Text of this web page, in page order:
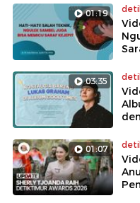
01:19
03:35
01:07